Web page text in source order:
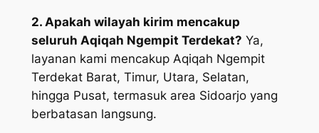
2. Apakah wilayah kirim mencakup
seluruh Aqiqah Ngempit Terdekat? Ya,
layanan kami mencakup Aqiqah Ngempit
Terdekat Barat, Timur, Utara, Selatan,
hingga Pusat, termasuk area Sidoarjo yang
berbatasan langsung.